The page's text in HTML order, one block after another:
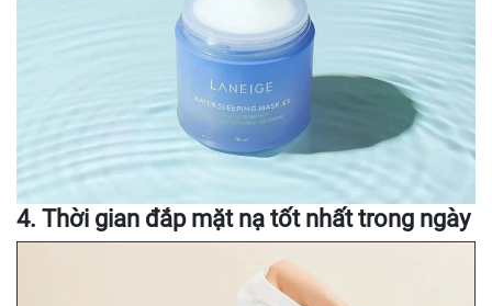
4. Thời gian đắp mặt nạ tốt nhất trong ngày